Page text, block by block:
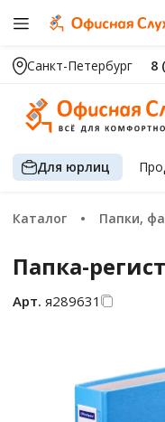
Санкт-Петербург 8
Для юрлиц
Каталог Папки,
Папка-
Арт. я289631